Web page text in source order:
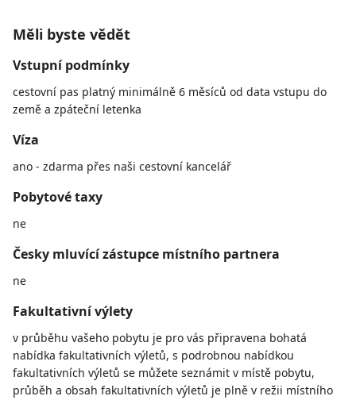
Měli byste vědět
Vstupní podmínky
cestovní pas platný minimálně 6 měsíců od data vstupu do
země a zpáteční letenka
Víza
ano - zdarma přes naši cestovní kancelář
Pobytové taxy
ne
Česky mluvící zástupce místního partnera
ne
Fakultativní výlety
v průběhu vašeho pobytu je pro vás připravena bohatá
nabídka fakultativních výletů, s podrobnou nabídkou
fakultativních výletů se můžete seznámit v místě pobytu,
průběh a obsah fakultativních výletů je plně v režii místního